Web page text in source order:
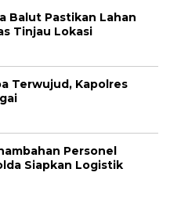
Balut Pastikan Lahan
Tinjau Lokasi
Terwujud, Kapolres
Personel
Siapkan Logistik